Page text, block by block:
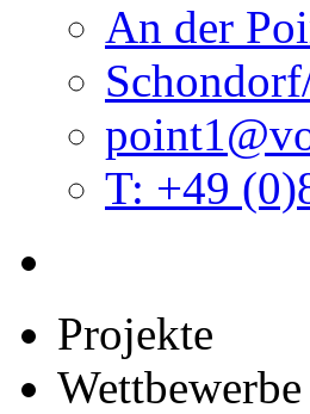
An der
T: +49
Projekte
Wettbewerbe